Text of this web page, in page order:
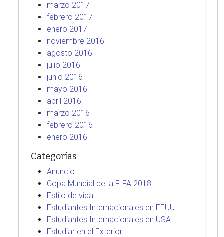
marzo 2017
febrero 2017
enero 2017
noviembre 2016
agosto 2016
julio 2016
junio 2016
mayo 2016
abril 2016
marzo 2016
febrero 2016
enero 2016
Categorías
Anuncio
Copa Mundial de la FIFA 2018
Estilo de vida
Estudiantes Internacionales en EEUU
Estudiantes Internacionales en USA
Estudiar en el Exterior